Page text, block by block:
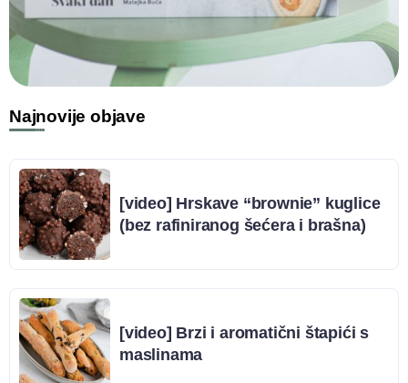
Najnovije objave
[video] Hrskave “brownie” kuglice
(bez rafiniranog šećera i brašna)
[video] Brzi i aromatični štapići s
maslinama